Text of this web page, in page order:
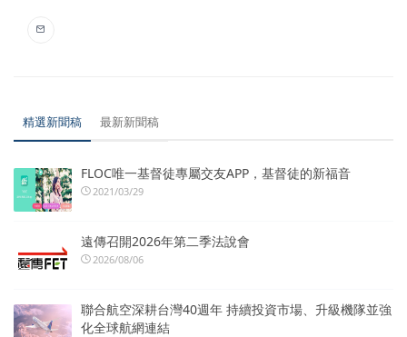
精選新聞稿 最新新聞稿
FLOC唯一基督徒專屬交友APP，基督徒的新福音
2021/03/29
遠傳召開2026年第二季法說會
2026/08/06
聯合航空深耕台灣40週年 持續投資市場、升級機隊並強
化全球航網連結